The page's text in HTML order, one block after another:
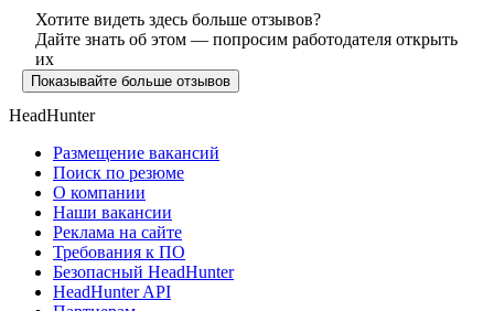
Хотите видеть здесь больше отзывов?
Дайте знать об этом — попросим работодателя открыть
их
Показывайте больше отзывов
HeadHunter
Размещение вакансий
Поиск по резюме
О компании
Наши вакансии
Реклама на сайте
Требования к ПО
Безопасный HeadHunter
HeadHunter API